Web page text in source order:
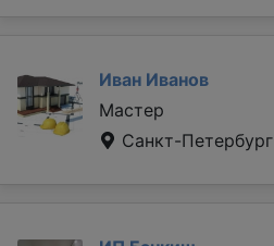
Иван Иванов
Мастер
Санкт-Петербург